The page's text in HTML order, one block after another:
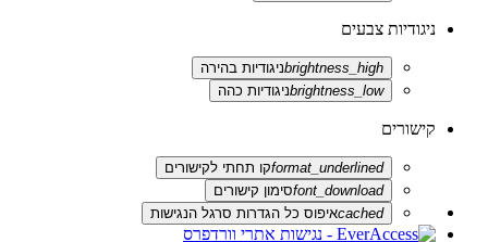
ניגודיות צבעים
brightness_highניגודיות בהירה
brightness_lowניגודיות כהה
קישורים
format_underlinedקו תחתי לקישורים
font_downloadסימון קישורים
cachedאיפוס כל הגדרות סרגל הנגישות